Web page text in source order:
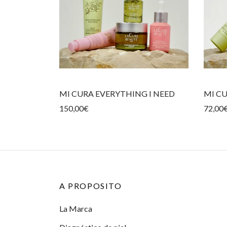
MI CURA EVERYTHING I NEED
150,00€
MI
72,00
A PROPOSITO
La Marca